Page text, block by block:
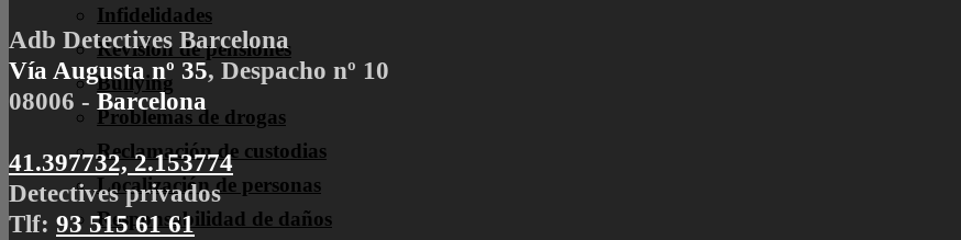
Infidelidades
Revisión de pensiones
Bullying
Problemas de drogas
Reclamación de custodias
Localización de personas
Responsabilidad de daños
Adb Detectives Barcelona
Vía Augusta nº 35, Despacho nº 10
08006 - Barcelona
41.397732, 2.153774
Detectives privados
Tlf: 93 515 61 61